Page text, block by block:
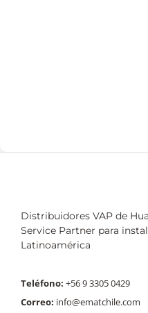
Distribuidores VAP de
Service Partner para
Latinoamérica
Teléfono: +56 9 3305 0429
Correo: info@ematchile.com